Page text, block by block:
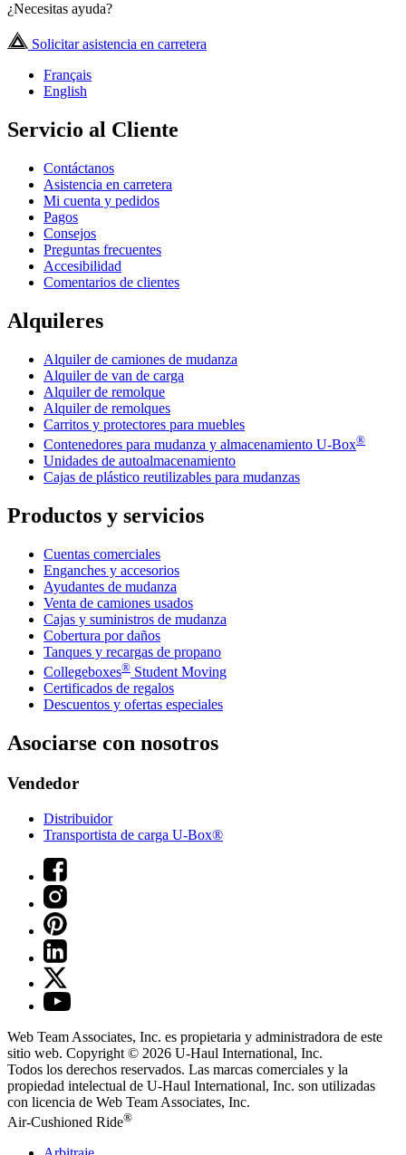
¿Necesitas ayuda?
Solicitar asistencia en carretera
Français
English
Servicio al Cliente
Contáctanos
Asistencia en carretera
Mi cuenta y pedidos
Pagos
Consejos
Preguntas frecuentes
Accesibilidad
Comentarios de clientes
Alquileres
Alquiler de camiones de mudanza
Alquiler de van de carga
Alquiler de remolque
Alquiler de remolques
Carritos y protectores para muebles
Contenedores para mudanza y almacenamiento U-Box®
Unidades de autoalmacenamiento
Cajas de plástico reutilizables para mudanzas
Productos y servicios
Cuentas comerciales
Enganches y accesorios
Ayudantes de mudanza
Venta de camiones usados
Cajas y suministros de mudanza
Cobertura por daños
Tanques y recargas de propano
Collegeboxes® Student Moving
Certificados de regalos
Descuentos y ofertas especiales
Asociarse con nosotros
Vendedor
Distribuidor
Transportista de carga U-Box®
Web Team Associates, Inc. es propietaria y administradora de este
sitio web. Copyright © 2026 U-Haul International, Inc.
Todos los derechos reservados. Las marcas comerciales y la
propiedad intelectual de U-Haul International, Inc. son utilizadas
con licencia de Web Team Associates, Inc.
Air-Cushioned Ride®